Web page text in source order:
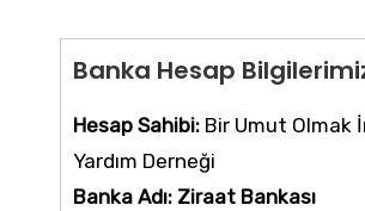
Banka Hesap
Hesap Sahibi: Bir Umut Olmak
Yardım Derneği
Banka Adı: Ziraat Bankası